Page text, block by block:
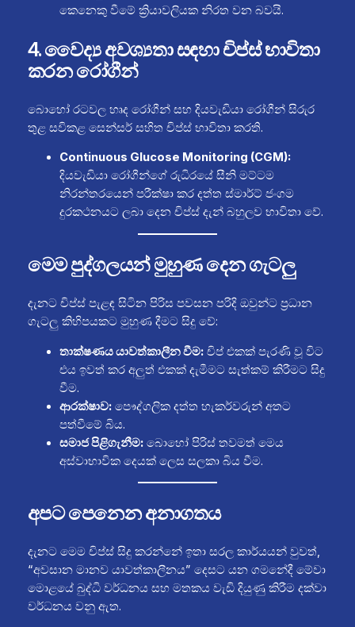
කෙනෙකු වීමේ ක්‍රියාවලියක නිරත වන බවයි.
4. වෛද්‍ය අවශ්‍යතා සඳහා චිප්ස් භාවිතා
කරන රෝගීන්
බොහෝ රටවල හෘද රෝගීන් සහ දියවැඩියා රෝගීන් සිරුර
තුළ සවිකළ සෙන්සර් සහිත චිප්ස් භාවිතා කරති.
Continuous Glucose Monitoring (CGM):
දියවැඩියා රෝගීන්ගේ රුධිරයේ සීනි මට්ටම
නිරන්තරයෙන් පරීක්ෂා කර දත්ත ස්මාර්ට් ජංගම
දුරකථනයට ලබා දෙන චිප්ස් දැන් බහුලව භාවිතා වේ.
මෙම පුද්ගලයන් මුහුණ දෙන ගැටලු
දැනට චිප්ස් පැළඳ සිටින පිරිස පවසන පරිදි ඔවුන්ට ප්‍රධාන
ගැටලු කිහිපයකට මුහුණ දීමට සිදු වේ:
තාක්ෂණය යාවත්කාලීන වීම:චිප් එකක් පැරණි වූ විට
එය ඉවත් කර අලුත් එකක් දැමීමට සැත්කම් කිරීමට සිදු
වීම.
ආරක්ෂාව:පෞද්ගලික දත්ත හැකර්වරුන් අතට
පත්වීමේ බිය.
සමාජ පිළිගැනීම:බොහෝ පිරිස් තවමත් මෙය
අස්වාභාවික දෙයක් ලෙස සලකා බිය වීම.
අපට පෙනෙන අනාගතය
දැනට මෙම චිප්ස් සිදු කරන්නේ ඉතා සරල කාර්යයන් වුවත්,
“අවසාන මානව යාවත්කාලීනය” දෙසට යන ගමනේදී මේවා
මොළයේ බුද්ධි වර්ධනය සහ මතකය වැඩි දියුණු කිරීම දක්වා
වර්ධනය වනු ඇත.